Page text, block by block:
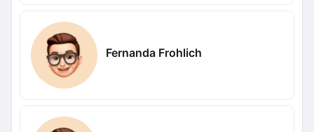
Fernanda Frohlich